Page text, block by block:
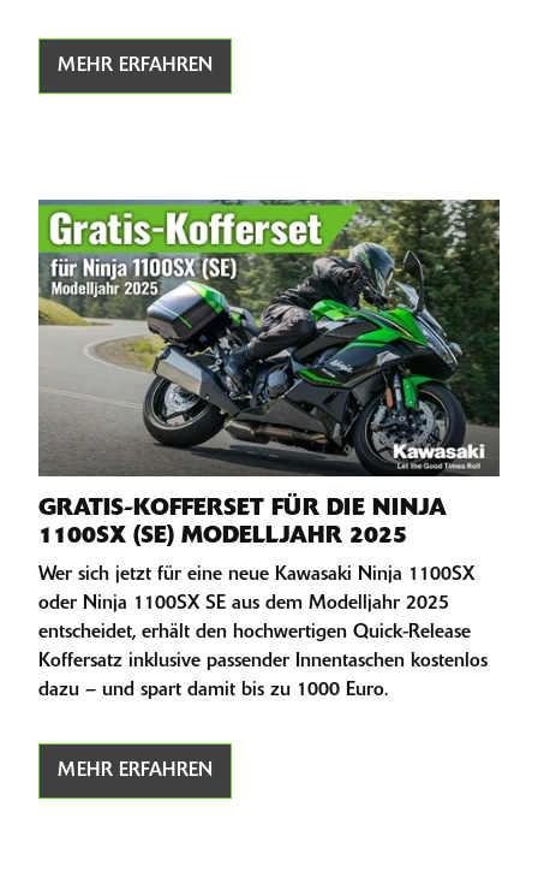
MEHR ERFAHREN
GRATIS-KOFFERSET FÜR DIE NINJA
1100SX (SE) MODELLJAHR 2025
Wer sich jetzt für eine neue Kawasaki Ninja 1100SX
oder Ninja 1100SX SE aus dem Modelljahr 2025
entscheidet, erhält den hochwertigen Quick-Release
Koffersatz inklusive passender Innentaschen kostenlos
dazu – und spart damit bis zu 1000 Euro.
MEHR ERFAHREN